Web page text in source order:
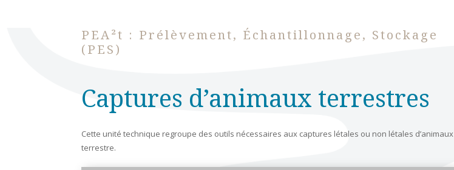
PEA²t : Prélèvement, Échantillonnage, Stockage
(PES)
Captures d’animaux terrestres
Cette unité technique regroupe des outils nécessaires aux captures létales ou non létales d’animaux
terrestre.